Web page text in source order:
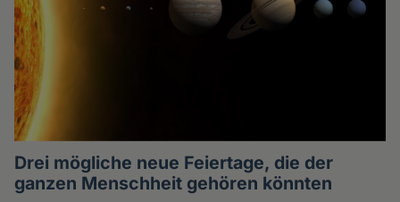
Drei mögliche neue Feiertage, die der
ganzen Menschheit gehören könnten